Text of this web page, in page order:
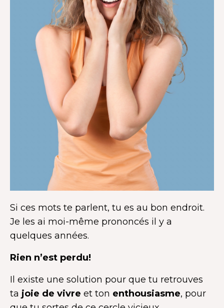
Si ces mots te parlent, tu es au bon endroit.
Je les ai moi-même prononcés il y a
quelques années.
Rien n’est perdu!
Il existe une solution pour que tu retrouves
ta joie de vivre et ton enthousiasme, pour